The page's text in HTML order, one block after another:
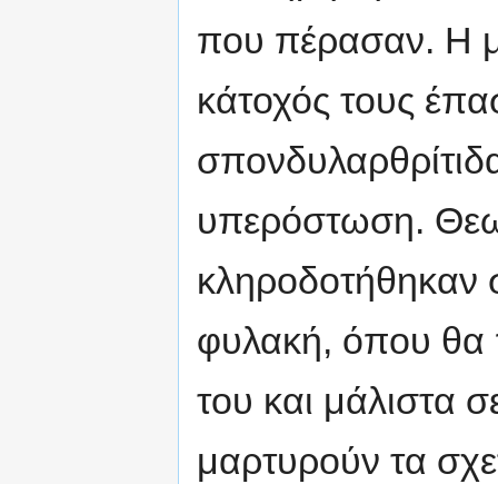
που πέρασαν. Η
κάτοχός τους
υπερόστωση.
κληροδοτήθηκαν
φυλακή, όπου θα
του και μάλιστα
μαρτυρούν τα